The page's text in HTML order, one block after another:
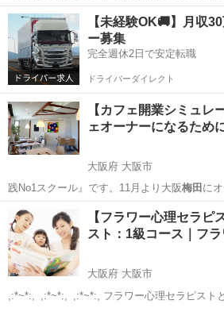
目標スコア達成」という結果に対して責任を
フェッショナル講師陣が目標達成するまで、
います。 ※保証制度の適...
大阪 大阪市 TOEIC(R)テスト
【未経験OK🚚】月収
ー募集
完全週休2日で安定転職
ドライバーダイレクト
【カフェ開業シミュレ
ェオーナーになるため
大阪府 大阪市
践No1スクール』です。11月より大阪梅田 に
は、人をつ…
大阪 大阪市
【フラワー心理セラピ
スト：1級コース｜フ
大阪府 大阪市
,:*~*:,_,:*~*:,_,:*~*:, フラワー心理セラピスト